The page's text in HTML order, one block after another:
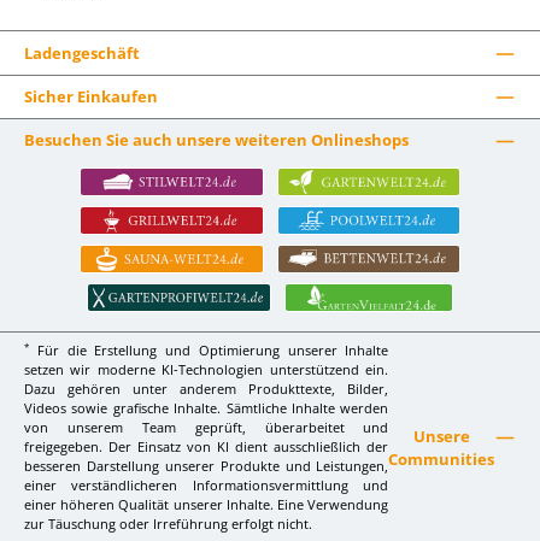
Ladengeschäft
Sicher Einkaufen
Besuchen Sie auch unsere weiteren Onlineshops
*
Für die Erstellung und Optimierung unserer Inhalte
setzen wir moderne KI-Technologien unterstützend ein.
Dazu gehören unter anderem Produkttexte, Bilder,
Videos sowie grafische Inhalte. Sämtliche Inhalte werden
von unserem Team geprüft, überarbeitet und
freigegeben. Der Einsatz von KI dient ausschließlich der
besseren Darstellung unserer Produkte und Leistungen,
einer verständlicheren Informationsvermittlung und
einer höheren Qualität unserer Inhalte. Eine Verwendung
zur Täuschung oder Irreführung erfolgt nicht.
Unsere
Communities